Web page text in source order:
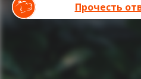
Прочесть